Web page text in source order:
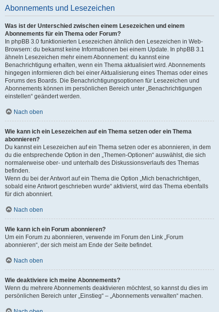
Abonnements und Lesezeichen
Was ist der Unterschied zwischen einem Lesezeichen und einem
Abonnements für ein Thema oder Forum?
In phpBB 3.0 funktionierten Lesezeichen ähnlich den Lesezeichen in Web-
Browsern: du bekamst keine Informationen bei einem Update. In phpBB 3.1
ähneln Lesezeichen mehr einem Abonnement: du kannst eine
Benachrichtigung erhalten, wenn ein Thema aktualisiert wird. Abonnements
hingegen informieren dich bei einer Aktualisierung eines Themas oder eines
Forums des Boards. Die Benachrichtigungsoptionen für Lesezeichen und
Abonnements können im persönlichen Bereich unter „Benachrichtigungen
einstellen“ geändert werden.
Nach oben
Wie kann ich ein Lesezeichen auf ein Thema setzen oder ein Thema
abonnieren?
Du kannst ein Lesezeichen auf ein Thema setzen oder es abonnieren, in dem
du die entsprechende Option in den „Themen-Optionen“ auswählst, die sich
normalerweise ober- und unterhalb des Diskussionsverlaufs des Themas
befinden.
Wenn du bei der Antwort auf ein Thema die Option „Mich benachrichtigen,
sobald eine Antwort geschrieben wurde“ aktivierst, wird das Thema ebenfalls
für dich abonniert.
Nach oben
Wie kann ich ein Forum abonnieren?
Um ein Forum zu abonnieren, verwende im Forum den Link „Forum
abonnieren“, der sich meist am Ende der Seite befindet.
Nach oben
Wie deaktiviere ich meine Abonnements?
Wenn du mehrere Abonnements deaktivieren möchtest, so kannst du dies im
persönlichen Bereich unter „Einstieg“ – „Abonnements verwalten“ machen.